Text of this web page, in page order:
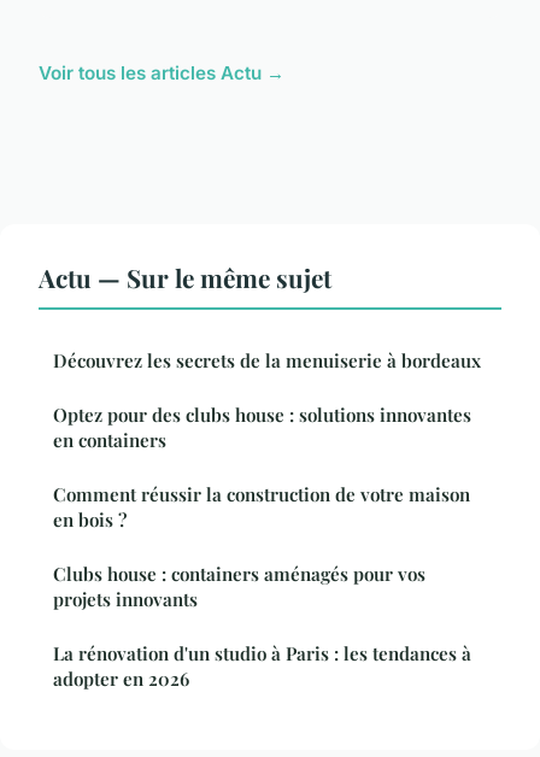
Voir tous les articles Actu →
Actu — Sur le même sujet
Découvrez les secrets de la menuiserie à bordeaux
Optez pour des clubs house : solutions innovantes
en containers
Comment réussir la construction de votre maison
en bois ?
Clubs house : containers aménagés pour vos
projets innovants
La rénovation d'un studio à Paris : les tendances à
adopter en 2026